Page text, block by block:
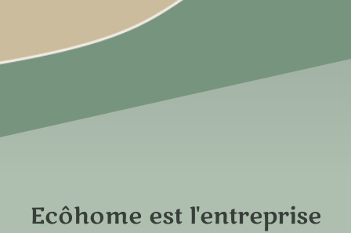
Ecôhome est l'entreprise